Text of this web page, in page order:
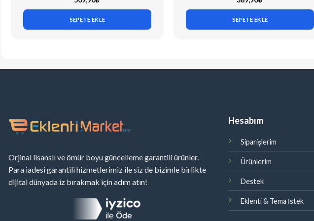
SEPETE EKLE SEPETE EKLE
Orjinal lisanslı ve ömür boyu güncelleme garantili ürünler.
Para iadesi garantili hizmetlerimiz ile siz de bizimle birlikte
dijital dünyada iz bırakmak için adım atın!
Hesabım
Siparişlerim
Ürünlerim
Destek
Eklenti & Tema İstek